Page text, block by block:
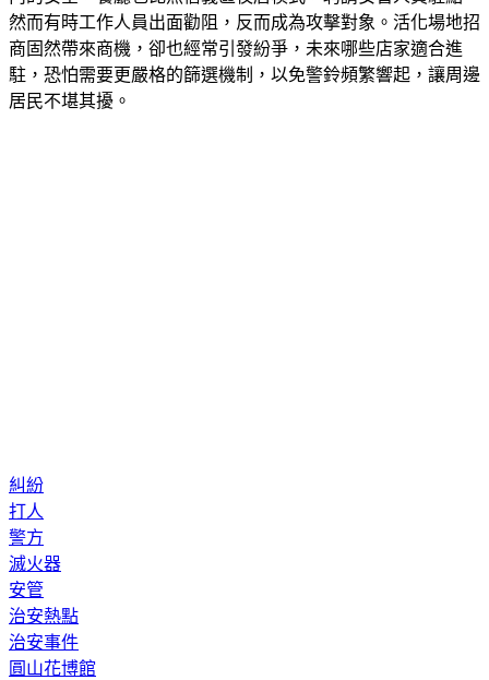
內的安全，餐廳也比照信義區夜店模式，聘請安管人員駐點。
然而有時工作人員出面勸阻，反而成為攻擊對象。活化場地招
商固然帶來商機，卻也經常引發紛爭，未來哪些店家適合進
駐，恐怕需要更嚴格的篩選機制，以免警鈴頻繁響起，讓周邊
糾紛
打人
警方
滅火器
安管
治安熱點
治安事件